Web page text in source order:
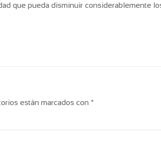
que pueda disminuir considerablemente
están marcados con *